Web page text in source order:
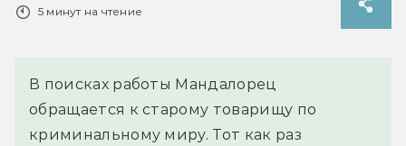
5 минут на чтение
В поисках работы Мандалорец
обращается к старому товарищу по
криминальному миру. Тот как раз